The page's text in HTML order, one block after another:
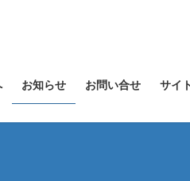
お知らせ お問い合せ サイ